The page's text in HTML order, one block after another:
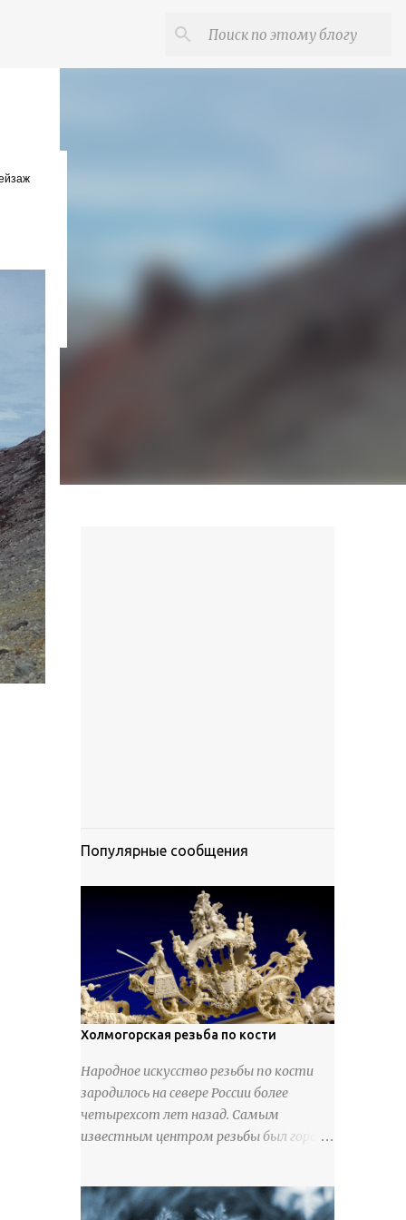
Популярные сообщения
Холмогорская резьба по кости
Народное искусство резьбы по кости
зародилось на севере России более
четырехсот лет назад. Самым
известным центром резьбы был город
служили кости тюленей, рыб и моржей.